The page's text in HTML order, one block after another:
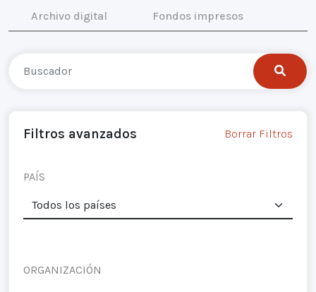
Archivo digital Fondos impresos
Filtros avanzados Borrar Filtros
PAÍS
ORGANIZACIÓN